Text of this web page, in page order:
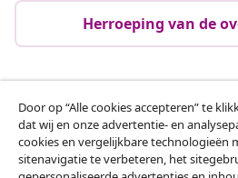
Herroeping van de
Klantenservice
Zakelijk
Door op “Alle cookies accepteren” te
dat wij en onze advertentie- en
cookies en vergelijkbare technologieën
sitenavigatie te verbeteren, het